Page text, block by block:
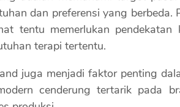
dan preferensi yang
tentu memerlukan pendekatan
terapi tertentu.
juga menjadi faktor penting
cenderung tertarik pada